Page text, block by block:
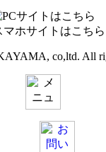
co,ltd. All